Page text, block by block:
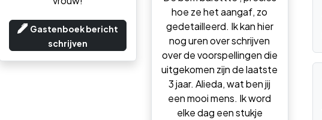
Gastenboek bericht
schrijven
hoe ze het aangaf, zo
gedetailleerd. Ik kan hier
nog uren over schrijven
over de voorspellingen die
uitgekomen zijn de laatste
3 jaar. Alieda, wat ben jij
een mooi mens. Ik word
elke dag een stukje